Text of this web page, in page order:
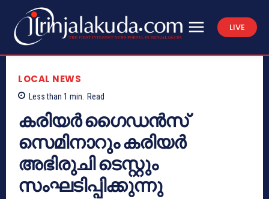
LIVE
LOCAL NEWS
Less than 1 min. Read
കരിയര്‍ ഗൈഡന്‍സ്
സെമിനാറും കരിയര്‍
അഭിരുചി ടെസ്റ്റും
സംഘടിപ്പിക്കുന്നു